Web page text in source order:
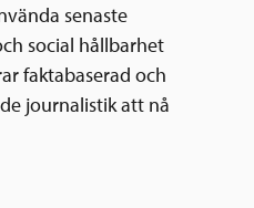
senaste
social hållbarhet
faktabaserad och
journalistik att nå